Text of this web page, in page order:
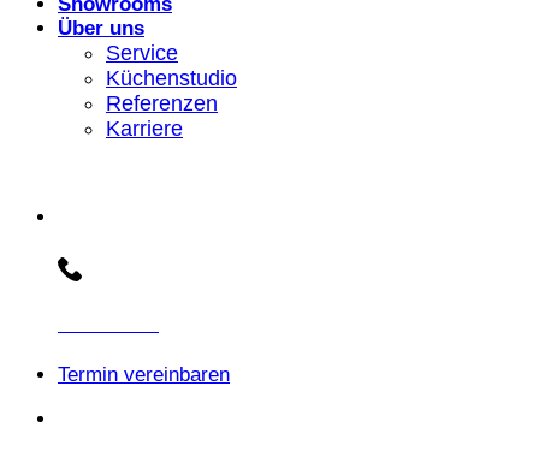
Über uns
Service
Küchenstudio
Referenzen
Karriere
Termin vereinbaren